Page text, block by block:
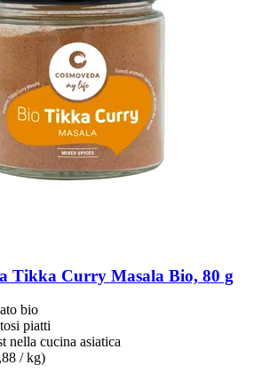
Tikka Curry Masala Bio, 80 g
bio
piatti
nella cucina asiatica
/ kg)